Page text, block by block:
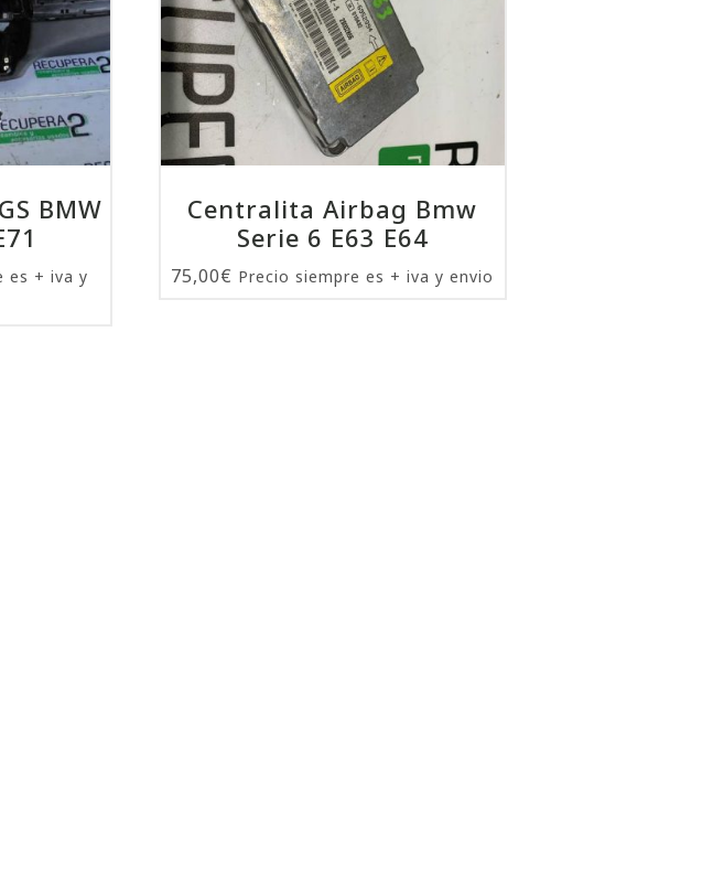
BMW
es + iva y
Centralita Airbag Bmw
Serie 6 E63 E64
75,00€ Precio siempre es + iva y envio